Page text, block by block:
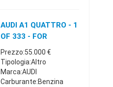
PANDOLFI.RICAMBI@GM
AIL.COM
AUDI A1 QUATTRO - 1
OF 333 - FOR
COLLECTORS -
Lombardia
Prezzo:55.000 €
Tipologia:Altro
Marca:AUDI
Carburante:Benzina